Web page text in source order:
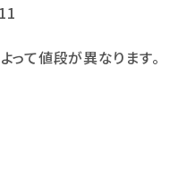
て値段が異なります。